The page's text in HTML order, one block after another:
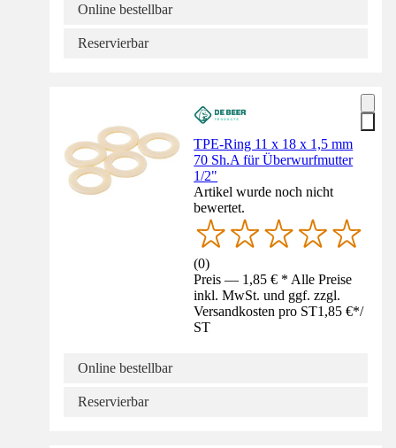
Online bestellbar
Reservierbar
TPE-Ring 11 x 18 x 1,5 mm
70 Sh.A für Überwurfmutter
1/2"
Artikel wurde noch nicht
bewertet.
(0)
Preis — 1,85 € * Alle Preise
inkl. MwSt. und ggf. zzgl.
Versandkosten pro ST1,85 €*/
ST
Online bestellbar
Reservierbar